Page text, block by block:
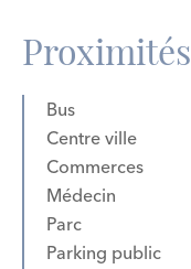
Proximités
Bus
Centre ville
Commerces
Médecin
Parc
Parking public